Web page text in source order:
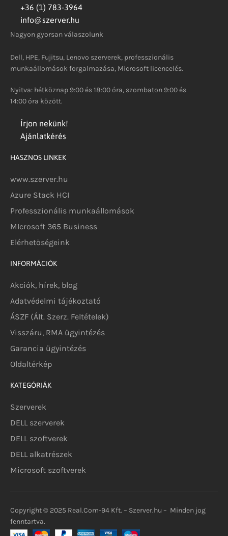
+36 (1) 783-3964
info@szerver.hu
Nagyon gyorsan válaszolunk
Dell, HPE, Fujitsu, Lenovo szerverek, professzionális
munkaállomások forgalmazása, Microsoft licencelés.
Nyitva: hétköznap 9:00 és 18:00 óra, szombaton 9:00 és
14:00 óra között.
Írjon nekünk!
Ajánlatkérés
HASZNOS LINKEK
www.szerver.hu
Azure Stack HCI
Professzionális munkaállomások
MIcrosoft 365 Business
Elérhetőségeink
INFORMÁCIÓK
Akciók, hírek, blog
Adatvédelmi tájékoztató
ÁSZF (Ált. Szerz. Feltételek)
Visszáru, RMA ügyintézés
Garancia ügyintézés
Oldaltérkép
KATEGÓRIÁK
Szerverek
DELL szerverek
DELL szoftverek
DELL alkatrészek
Microsoft szoftverek
Copyright © 2025 Real.Com-94 Kft. – Szerver.hu – Minden jog
fenntartva.